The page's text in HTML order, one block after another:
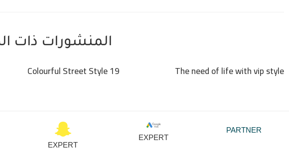
المنشورات ذات
The need of life with vip style
19 Colourful Street Style
PARTNER
EXPERT
EXPERT